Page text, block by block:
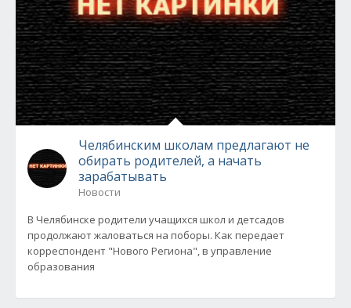
Челябинским школам предлагают не
обирать родителей, а начать
зарабатывать
Новости
В Челябинске родители учащихся школ и детсадов
продолжают жаловаться на поборы. Как передает
корреспондент "Нового Региона", в управление
образования